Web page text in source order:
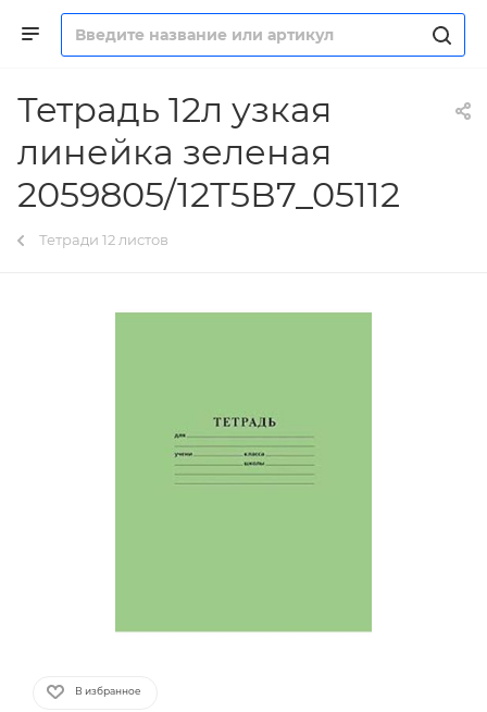
Тетрадь 12л узкая
линейка зеленая
2059805/12Т5В7_05112
Тетради 12 листов
В избранное